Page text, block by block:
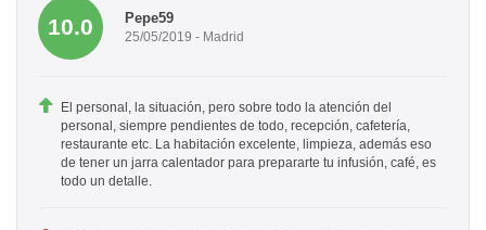
10.0 Pepe59
25/05/2019 - Madrid
El personal, la situación, pero sobre todo la atención del
personal, siempre pendientes de todo, recepción, cafetería,
restaurante etc. La habitación excelente, limpieza, además eso
de tener un jarra calentador para prepararte tu infusión, café, es
todo un detalle.